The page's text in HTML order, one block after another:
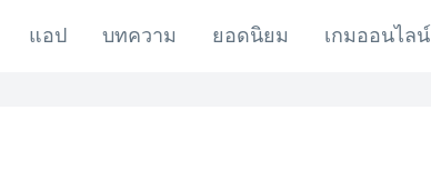
แอป บทความ ยอดนิยม เกมออนไลน์